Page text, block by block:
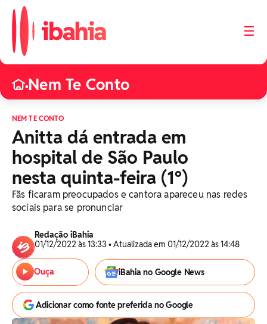
☰
•Nem Te Conto
NEM TE CONTO
Anitta dá entrada em
hospital de São Paulo
nesta quinta-feira (1º)
Fãs ficaram preocupados e cantora apareceu nas redes
sociais para se pronunciar
Redação iBahia
01/12/2022 às 13:33 • Atualizada em 01/12/2022 às 14:48
Ouça iBahia no Google News
Adicionar como fonte preferida no Google